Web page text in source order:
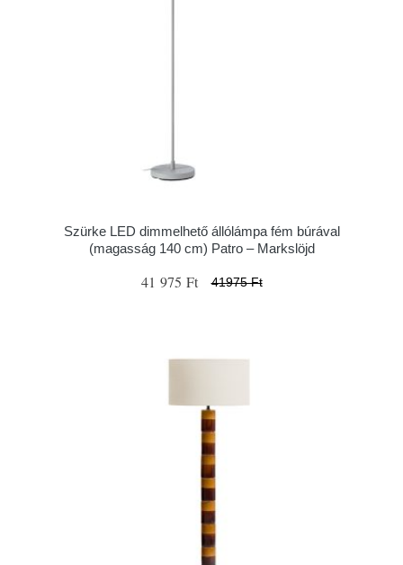
Szürke LED dimmelhető állólámpa fém búrával
(magasság 140 cm) Patro – Markslöjd
41 975 Ft 41975 Ft